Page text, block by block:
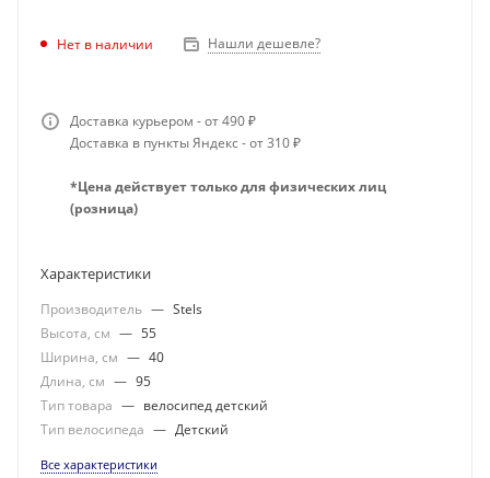
Нет в наличии Нашли дешевле?
Доставка курьером - от 490 ₽
Доставка в пункты Яндекс - от 310 ₽
*Цена действует только для физических лиц
(розница)
Характеристики
Производитель — Stels
Высота, см — 55
Ширина, см — 40
Длина, см — 95
Тип товара — велосипед детский
Тип велосипеда — Детский
Все характеристики